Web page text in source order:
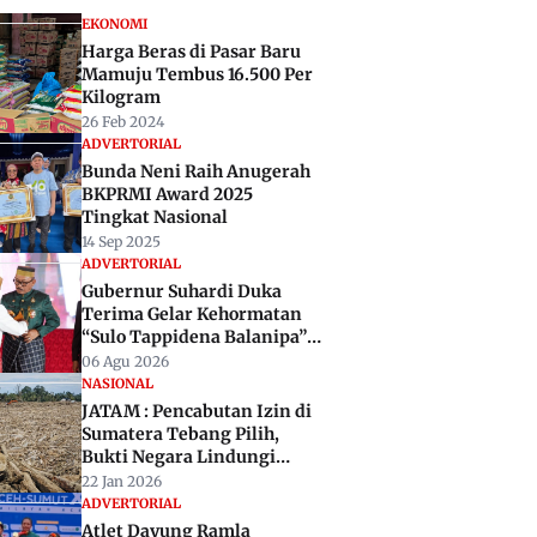
EKONOMI
Harga Beras di Pasar Baru
Mamuju Tembus 16.500 Per
Kilogram
26 Feb 2024
ADVERTORIAL
Bunda Neni Raih Anugerah
BKPRMI Award 2025
Tingkat Nasional
14 Sep 2025
ADVERTORIAL
Gubernur Suhardi Duka
Terima Gelar Kehormatan
“Sulo Tappidena Balanipa”,
Janji Bangun Istana
Kerajaan
06 Agu 2026
NASIONAL
JATAM : Pencabutan Izin di
Sumatera Tebang Pilih,
Bukti Negara Lindungi
Korporasi
22 Jan 2026
ADVERTORIAL
Atlet Dayung Ramla